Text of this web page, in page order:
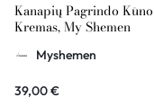
Kanapių Pagrindo Kūno
Kremas, My Shemen
Myshemen
39,00€